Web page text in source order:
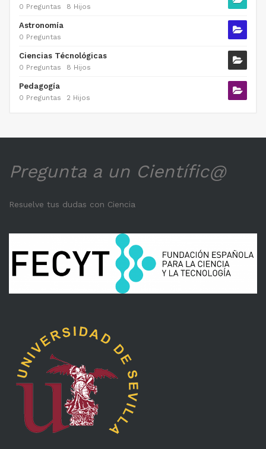
0 Preguntas 8 Hijos
Astronomía
0 Preguntas
Ciencias Técnológicas
0 Preguntas 8 Hijos
Pedagogía
0 Preguntas 2 Hijos
Pregunta a un Científic@
Resuelve tus dudas con Ciencia